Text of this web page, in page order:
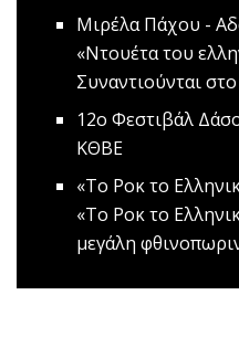
Μιρέλα Πάχου -
«Ντουέτα του
Συναντιούνται
12ο Φεστιβάλ
ΚΘΒΕ
«Το Ροκ το
«Το Ροκ το
μεγάλη